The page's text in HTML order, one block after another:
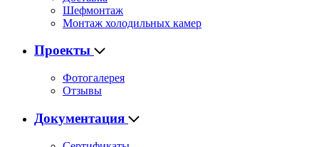
Шефмонтаж
Монтаж холодильных камер
Проекты
Фотогалерея
Отзывы
Документация